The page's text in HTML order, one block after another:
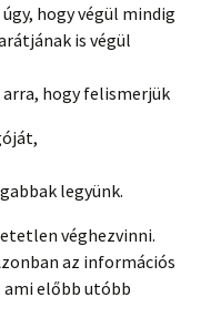
hogy végül mindig
is végül
hogy felismerjük
legyünk.
véghezvinni.
az információs
ami előbb utóbb